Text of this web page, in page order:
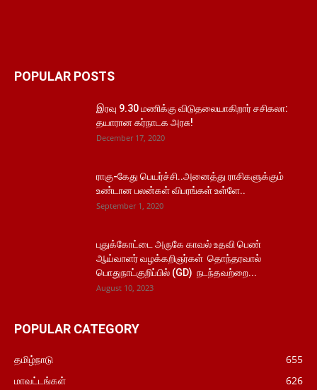
POPULAR POSTS
இரவு 9.30 மணிக்கு விடுதலையாகிறார் சசிகலா:
தயாரான கர்நாடக அரசு!
December 17, 2020
ராகு-கேது பெயர்ச்சி..அனைத்து ராசிகளுக்கும்
உண்டான பலன்கள் விபரங்கள் உள்ளே..
September 1, 2020
புதுக்கோட்டை அருகே காவல் உதவி பெண்
ஆய்வாளர் வழக்கறிஞர்கள் தொந்தரவால்
பொதுநாட்குறிப்பில் (GD) நடந்தவற்றை...
August 10, 2023
POPULAR CATEGORY
தமிழ்நாடு
655
மாவட்டங்கள்
626